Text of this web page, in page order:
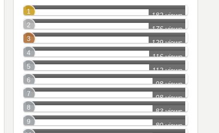
182 views
千葉市(中央区)の怖い話
176 views
千葉市(稲毛区)の怖い話
129 views
柏市の怖い話
116 views
市川市の怖い話
112 views
松戸市の怖い話
98 views
市原市の怖い話
98 views
習志野市の怖い話
83 views
白子町の怖い話
80 views
成田市の怖い話